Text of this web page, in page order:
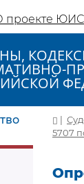
проекте ЮИС
|
5707